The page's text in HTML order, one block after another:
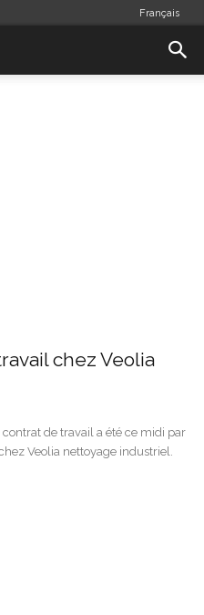
Français
chez Veolia
de travail a été ce midi par
Veolia nettoyage industriel.